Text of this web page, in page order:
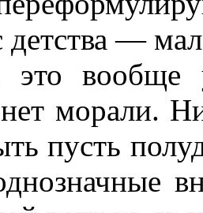
детства —
вообще
морали.
пусть